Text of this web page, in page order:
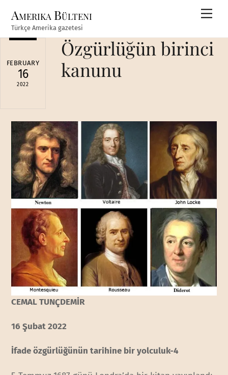
content
Amerika Bülteni
Türkçe Amerika gazetesi
FEBRUARY
16
2022
Özgürlüğün birinci
kanunu
CEMAL TUNÇDEMİR
16 Şubat 2022
İfade özgürlüğünün tarihine bir yolculuk-4